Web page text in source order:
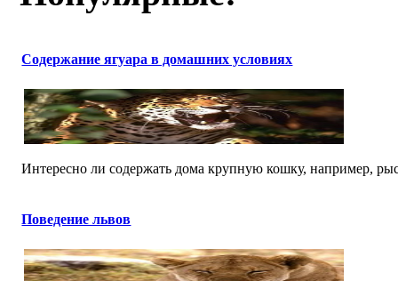
Содержание ягуара в домашних условиях
Интересно ли содержать дома крупную кошку, например,
Поведение львов